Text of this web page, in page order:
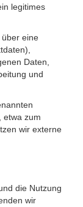
legitimes
eine
Daten,
und
etwa zum
wir externe
die Nutzung
wir